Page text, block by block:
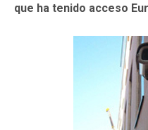
que ha tenido acceso